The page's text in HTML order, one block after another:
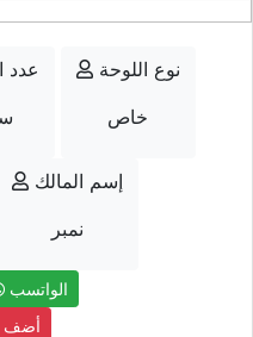
عدد
نوع اللوحة
خاص
إسم المالك
نمبر
الواتسب
أضف